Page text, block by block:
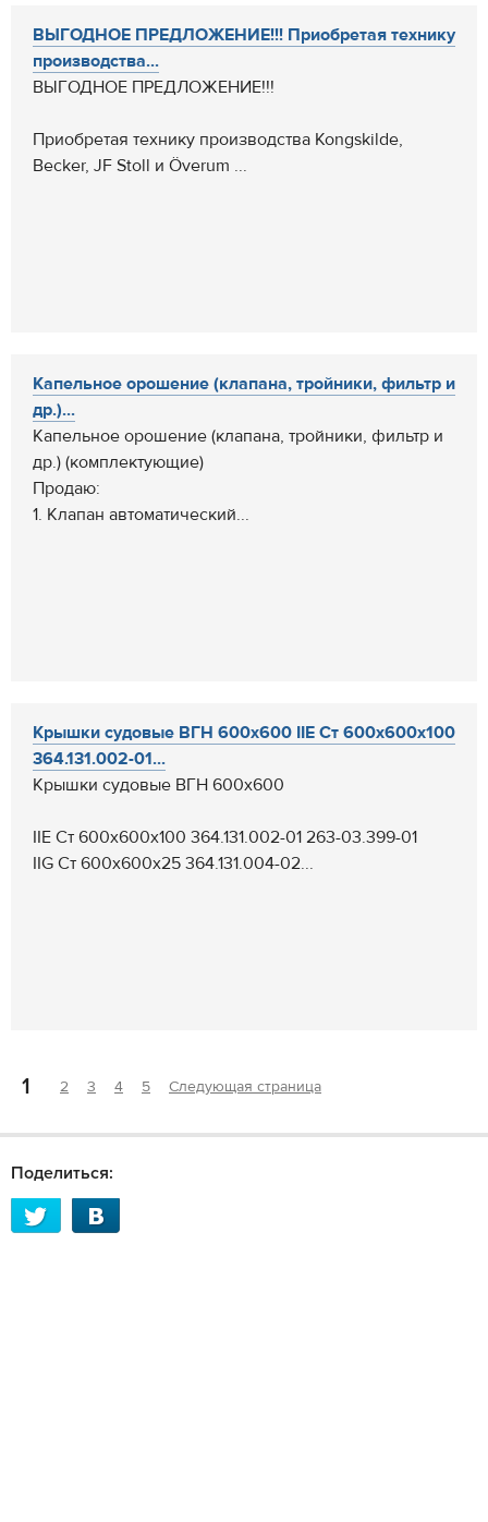
ВЫГОДНОЕ ПРЕДЛОЖЕНИЕ!!! Приобретая технику
производства...
ВЫГОДНОЕ ПРЕДЛОЖЕНИЕ!!!
Приобретая технику производства Kongskilde,
Becker, JF Stoll и Överum ...
Капельное орошение (клапана, тройники, фильтр и
др.)...
Капельное орошение (клапана, тройники, фильтр и
др.) (комплектующие)
Продаю:
1. Клапан автоматический...
Крышки судовые ВГН 600х600 IIE Ст 600х600х100
364.131.002-01...
Крышки судовые ВГН 600х600
IIE Ст 600х600х100 364.131.002-01 263-03.399-01
IIG Ст 600х600х25 364.131.004-02...
1 2 3 4 5 Следующая страница
Поделиться: